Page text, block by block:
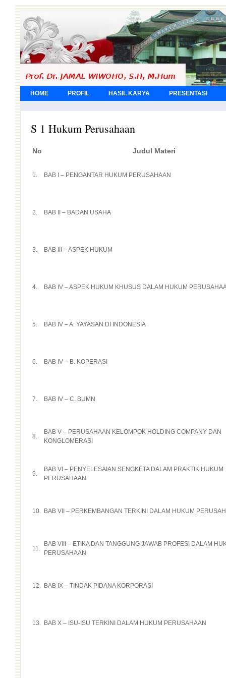
HOME PROFIL HASIL KARYA PRESENTASI
S 1 Hukum Perusahaan
No Judul Materi
1. BAB I – PENGANTAR HUKUM PERUSAHAAN
2. BAB II – BADAN USAHA
3. BAB III – ASPEK HUKUM
4. BAB IV – ASPEK HUKUM KHUSUS DALAM HUKUM
5. BAB IV – A. YAYASAN DI INDONESIA
6. BAB IV – B. KOPERASI
7. BAB IV – C. BUMN
8.
BAB V – PERUSAHAAN KELOMPOK HOLDING COMPANY DAN
KONGLOMERASI
9.
BAB VI – PENYELESAIAN SENGKETA DALAM PRAKTIK HUKUM
PERUSAHAAN
10. BAB VII – PERKEMBANGAN TERKINI DALAM HUKUM
11.
BAB VIII – ETIKA DAN TANGGUNG JAWAB PROFESI DALAM
PERUSAHAAN
12. BAB IX – TINDAK PIDANA KORPORASI
13. BAB X – ISU-ISU TERKINI DALAM HUKUM PERUSAHAAN